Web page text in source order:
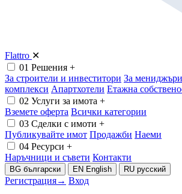
Flattro ✕
01 Решения +
За строители и инвеститори За мениджъри
комплекси Апартхотели Етажна
02 Услуги за имота +
Вземете оферта Всички категории
03 Сделки с имоти +
Публикувайте имот Продажби Наеми
04 Ресурси +
Наръчници и съвети Контакти
BG български EN English RU русский
Регистрация→ Вход